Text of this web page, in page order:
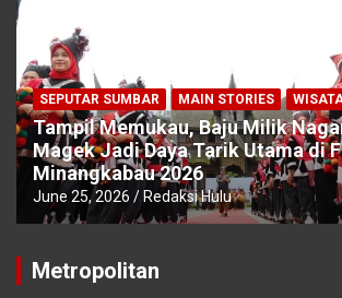
SEPUTAR SUMBAR MAIN STORIES
Tampil Memukau, Baju Milik
Magek Jadi Daya Tarik Utama di
Minangkabau 2026
June 25, 2026 Redaksi Hulu
Metropolitan